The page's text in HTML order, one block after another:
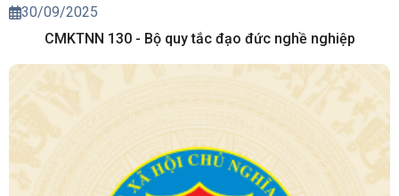
30/09/2025
CMKTNN 130 - Bộ quy tắc đạo đức nghề nghiệp